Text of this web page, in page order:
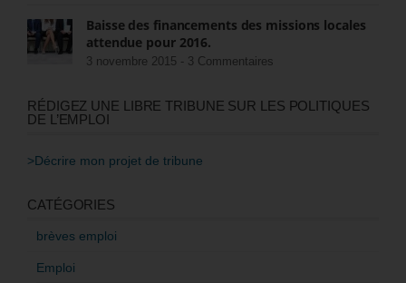
Baisse des financements des missions locales
attendue pour 2016.
3 novembre 2015 - 3 Commentaires
RÉDIGEZ UNE LIBRE TRIBUNE SUR LES POLITIQUES
DE L’EMPLOI
>Décrire mon projet de tribune
CATÉGORIES
brèves emploi
Emploi